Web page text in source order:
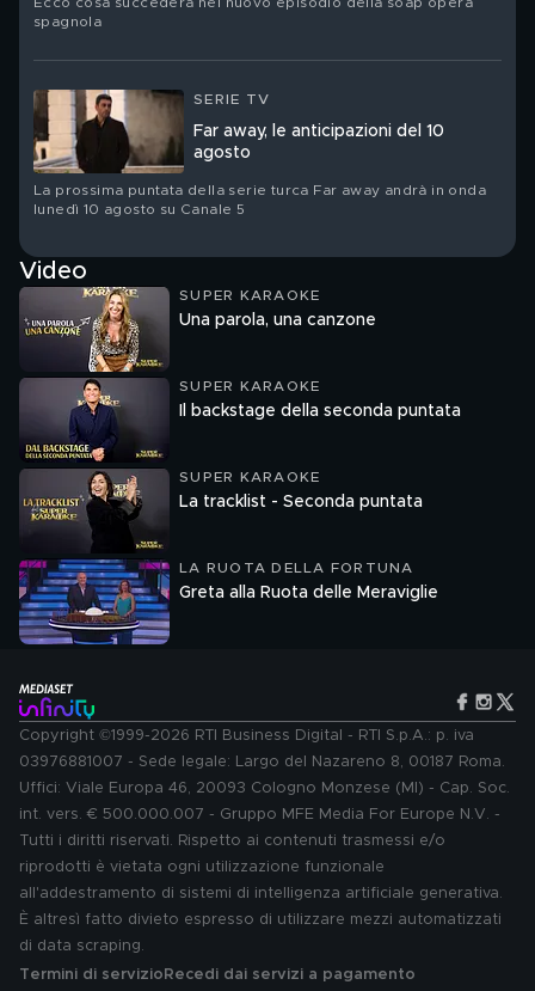
spagnola
SERIE TV
Far away, le anticipazioni del 10
agosto
La prossima puntata della serie turca Far away andrà in onda
lunedì 10 agosto su Canale 5
Video
SUPER KARAOKE
Una parola, una canzone
SUPER KARAOKE
Il backstage della seconda puntata
SUPER KARAOKE
La tracklist - Seconda puntata
LA RUOTA DELLA FORTUNA
Greta alla Ruota delle Meraviglie
Copyright ©1999-2026 RTI Business Digital - RTI S.p.A.: p. iva
03976881007 - Sede legale: Largo del Nazareno 8, 00187 Roma.
Uffici: Viale Europa 46, 20093 Cologno Monzese (MI) - Cap. Soc.
int. vers. € 500.000.007 - Gruppo MFE Media For Europe N.V. -
Tutti i diritti riservati. Rispetto ai contenuti trasmessi e/o
riprodotti è vietata ogni utilizzazione funzionale
all'addestramento di sistemi di intelligenza artificiale generativa.
È altresì fatto divieto espresso di utilizzare mezzi automatizzati
di data scraping.
Termini di servizio Recedi dai servizi a pagamento